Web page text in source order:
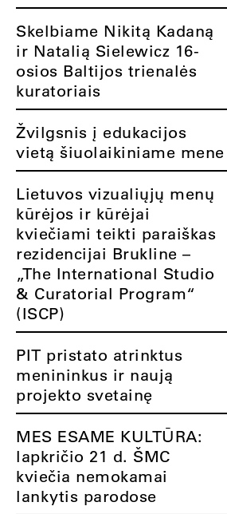
Skelbiame Nikitą Kadaną
ir Natalią Sielewicz 16-
osios Baltijos trienalės
kuratoriais
Žvilgsnis į edukacijos
vietą šiuolaikiniame mene
Lietuvos vizualiųjų menų
kūrėjos ir kūrėjai
kviečiami teikti paraiškas
rezidencijai Brukline –
„The International Studio
& Curatorial Program“
(ISCP)
PIT pristato atrinktus
menininkus ir naują
projekto svetainę
MES ESAME KULTŪRA:
lapkričio 21 d. ŠMC
kviečia nemokamai
lankytis parodose